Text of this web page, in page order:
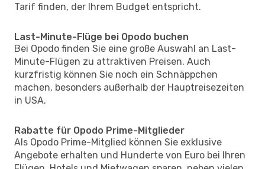
Tarif finden, der Ihrem Budget entspricht.
Last-Minute-Flüge bei Opodo buchen
Bei Opodo finden Sie eine große Auswahl an Last-
Minute-Flügen zu attraktiven Preisen. Auch
kurzfristig können Sie noch ein Schnäppchen
machen, besonders außerhalb der Hauptreisezeiten
in USA.
Rabatte für Opodo Prime-Mitglieder
Als Opodo Prime-Mitglied können Sie exklusive
Angebote erhalten und Hunderte von Euro bei Ihren